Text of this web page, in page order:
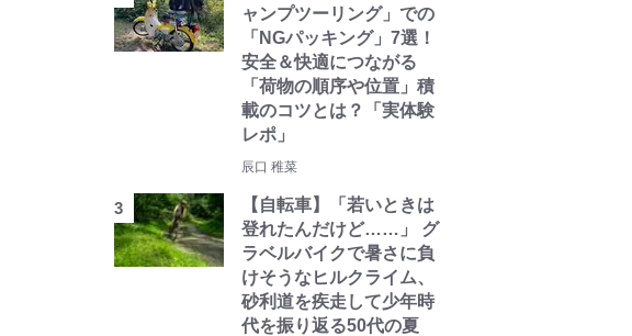
ャンプツーリング」での
「NGパッキング」7選！
安全＆快適につながる
「荷物の順序や位置」積
載のコツとは？「実体験
レポ」
辰口 稚菜
【自転車】「若いときは
登れたんだけど……」 グ
ラベルバイクで暑さに負
けそうなヒルクライム、
砂利道を疾走して少年時
代を振り返る50代の夏